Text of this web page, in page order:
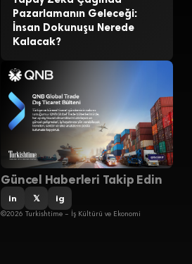
Pazarlamanın Geleceği:
İnsan Dokunuşu Nerede
Kalacak?
Güncel Haberleri Takip Edin
in 𝕏 ig
©2026 Turkishtime – İş Kültürü ve Ekonomi